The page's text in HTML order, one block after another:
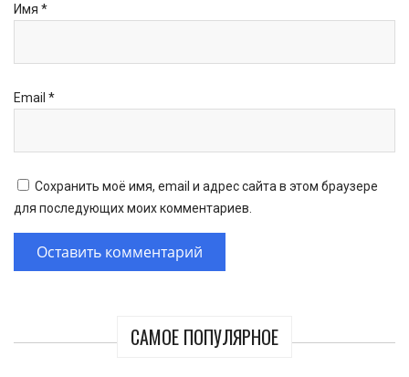
САМОЕ ПОПУЛЯРНОЕ
Имя *
Email *
Сохранить моё имя, email и адрес сайта в этом браузере
для последующих моих комментариев.